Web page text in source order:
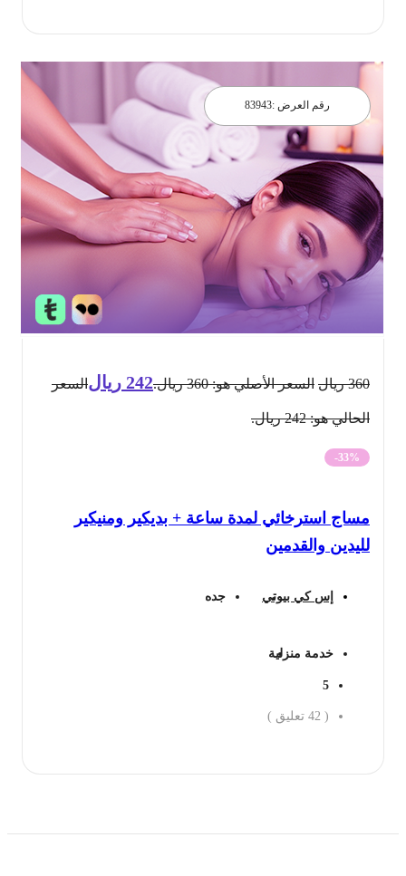
رقم العرض : 83943
ريال السعر الأصلي هو: 360 ريال. 242 ريالالسعر
الحالي هو: 242 ريال.
-33%
مساج استرخائي لمدة ساعة + بديكير ومنيكير
لليدين والقدمين
إس كي بيوتي جده
خدمة منزلية
42 تعليق )